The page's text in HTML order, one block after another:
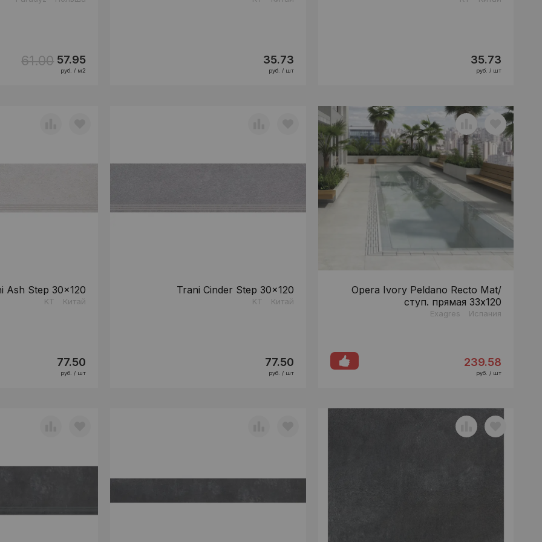
61.00 57.95
руб. / м2
35.73
руб. / шт
35.73
руб. / шт
Ash Step 30x120
KT Китай
77.50
руб. / шт
Trani Cinder Step 30x120
KT Китай
77.50
руб. / шт
Opera Ivory Peldano Recto Mat/
ступ. прямая 33x120
Exagres Испания
239.58
руб. / шт